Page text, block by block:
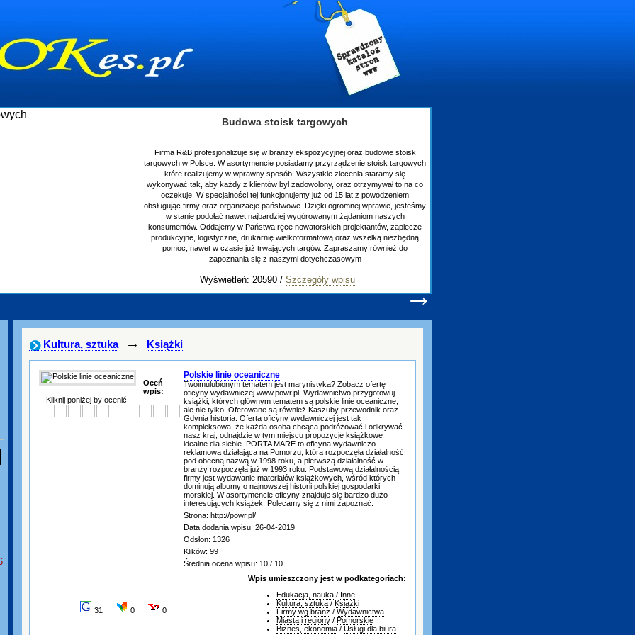
Budowa stoisk targowych
Firma R&B profesjonalizuje się w branży ekspozycyjnej oraz budowie stoisk
targowych w Polsce. W asortymencie posiadamy przyrządzenie stoisk targowych
które realizujemy w wprawny sposób. Wszystkie zlecenia staramy się
wykonywać tak, aby każdy z klientów był zadowolony, oraz otrzymywał to na co
oczekuje. W specjalności tej funkcjonujemy już od 15 lat z powodzeniem
obsługując firmy oraz organizacje państwowe. Dzięki ogromnej wprawie, jesteśmy
w stanie podołać nawet najbardziej wygórowanym żądaniom naszych
konsumentów. Oddajemy w Państwa ręce nowatorskich projektantów, zaplecze
produkcyjne, logistyczne, drukarnię wielkoformatową oraz wszelką niezbędną
pomoc, nawet w czasie już trwających targów. Zapraszamy również do
zapoznania się z naszymi dotychczasowym
Wyświetleń: 20590 / Szczegóły wpisu
→
Kultura, sztuka → Książki
Oceń
wpis:
Kliknij poniżej by ocenić
Polskie linie oceaniczne
Twoimulubionym tematem jest marynistyka? Zobacz ofertę
oficyny wydawniczej www.powr.pl. Wydawnictwo przygotowuj
książki, których głównym tematem są polskie linie oceaniczne,
ale nie tylko. Oferowane są również Kaszuby przewodnik oraz
Gdynia historia. Oferta oficyny wydawniczej jest tak
kompleksowa, że każda osoba chcąca podróżować i odkrywać
nasz kraj, odnajdzie w tym miejscu propozycje książkowe
idealne dla siebie. PORTA MARE to oficyna wydawniczo-
reklamowa działająca na Pomorzu, która rozpoczęła działalność
pod obecną nazwą w 1998 roku, a pierwszą działalność w
branży rozpoczęła już w 1993 roku. Podstawową działalnością
firmy jest wydawanie materiałów książkowych, wśród których
dominują albumy o najnowszej historii polskiej gospodarki
morskiej. W asortymencie oficyny znajduje się bardzo dużo
interesujących książek. Polecamy się z nimi zapoznać.
Strona: http://powr.pl/
Data dodania wpisu: 26-04-2019
Odsłon: 1326
Klików: 99
Średnia ocena wpisu: 10 / 10
31 0 0
Wpis umieszczony jest w podkategoriach:
Edukacja, nauka / Inne
Kultura, sztuka / Książki
Firmy wg branż / Wydawnictwa
Miasta i regiony / Pomorskie
Biznes, ekonomia / Usługi dla biura